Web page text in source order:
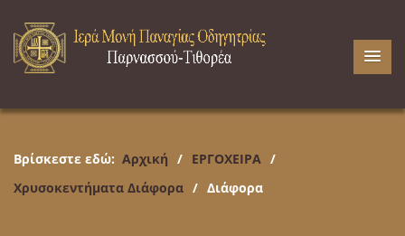
Βρίσκεστε εδώ: Αρχική / ΕΡΓΟΧΕΙΡΑ /
Χρυσοκεντήματα Διάφορα / Διάφορα